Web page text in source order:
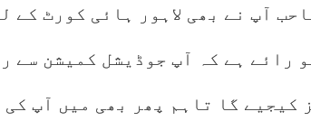
آپ نے بھی لاہور ہائی کورٹ کے
رائے ہے کہ آپ جوڈیشل کمیشن سے
کیجیے گا تاہم پھر بھی میں آپ